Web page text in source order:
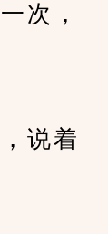
，
说着